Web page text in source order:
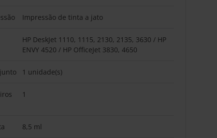
Impressão de tinta a jato
HP DeskJet 1110, 1115, 2130, 2135, 3630 / HP
ENVY 4520 / HP OfficeJet 3830, 4650
1 unidade(s)
1
8,5 ml